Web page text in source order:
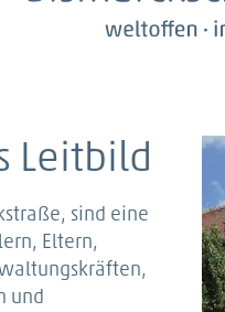
Leitbild
sind eine
Eltern,
und